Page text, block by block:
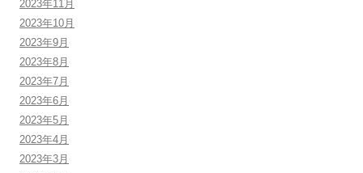
2023年11月
2023年10月
2023年9月
2023年8月
2023年7月
2023年6月
2023年5月
2023年4月
2023年3月